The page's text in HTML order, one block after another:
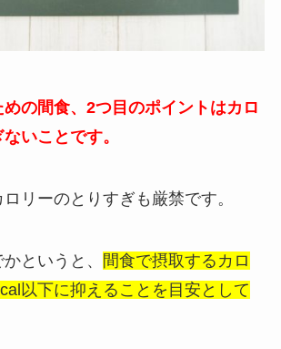
の間食、2つ目のポイントはカロ
いことです。
リーのとりすぎも厳禁です。
というと、
間食で摂取するカロ
以下に抑えることを目安として